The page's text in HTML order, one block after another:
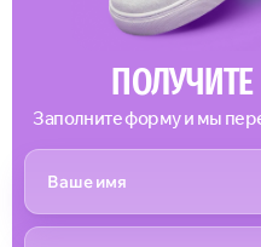
ПОЛУЧИТЕ
Заполните форму и мы